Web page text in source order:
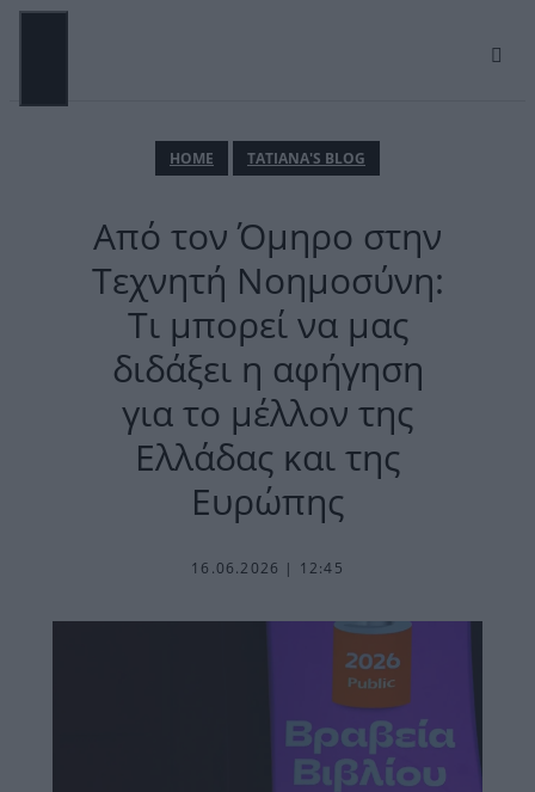
Μετάβαση
ΗΟΜΕ TATIANA'S BLOG
Από τον Όμηρο στην
Τεχνητή Νοημοσύνη:
Τι μπορεί να μας
διδάξει η αφήγηση
για το μέλλον της
Ελλάδας και της
Ευρώπης
16.06.2026 | 12:45